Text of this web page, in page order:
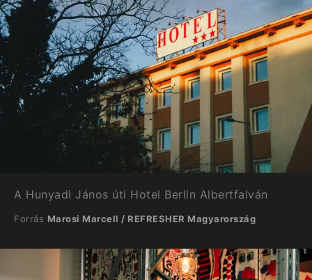
A Hunyadi János úti Hotel Berlin Albertfalván
Forrás Marosi Marcell / REFRESHER Magyarország